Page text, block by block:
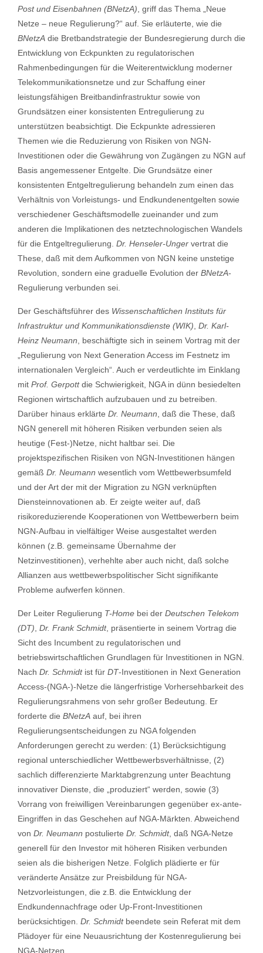
Post und Eisenbahnen (BNetzA) , griff das Thema „Neue
Netze – neue Regulierung?“ auf. Sie erläuterte, wie die
BNetzA die Bretbandstrategie der Bundesregierung durch die
Entwicklung von Eckpunkten zu regulatorischen
Rahmenbedingungen für die Weiterentwicklung moderner
Telekommunikationsnetze und zur Schaffung einer
leistungsfähigen Breitbandinfrastruktur sowie von
Grundsätzen einer konsistenten Entregulierung zu
unterstützen beabsichtigt. Die Eckpunkte adressieren
Themen wie die Reduzierung von Risiken von NGN-
Investitionen oder die Gewährung von Zugängen zu NGN auf
Basis angemessener Entgelte. Die Grundsätze einer
konsistenten Entgeltregulierung behandeln zum einen das
Verhältnis von Vorleistungs- und Endkundenentgelten sowie
verschiedener Geschäftsmodelle zueinander und zum
anderen die Implikationen des netztechnologischen Wandels
für die Entgeltregulierung. Dr. Henseler-Unger vertrat die
These, daß mit dem Aufkommen von NGN keine unstetige
Revolution, sondern eine graduelle Evolution der BNetzA-
Regulierung verbunden sei.
Der Geschäftsführer des Wissenschaftlichen Instituts für
Infrastruktur und Kommunikationsdienste (WIK) Dr. Karl-
Heinz Neumann , beschäftigte sich in seinem Vortrag mit der
„Regulierung von Next Generation Access im Festnetz im
internationalen Vergleich“. Auch er verdeutlichte im Einklang
mit Prof. Gerpottdie Schwierigkeit, NGA in dünn besiedelten
Regionen wirtschaftlich aufzubauen und zu betreiben.
Darüber hinaus erklärte Dr. Neumann , daß die These, daß
NGN generell mit höheren Risiken verbunden seien als
heutige (Fest-)Netze, nicht haltbar sei. Die
projektspezifischen Risiken von NGN-Investitionen hängen
gemäß Dr. Neumann wesentlich vom Wettbewerbsumfeld
und der Art der mit der Migration zu NGN verknüpften
Diensteinnovationen ab. Er zeigte weiter auf, daß
risikoreduzierende Kooperationen von Wettbewerbern beim
NGN-Aufbau in vielfältiger Weise ausgestaltet werden
können (z.B. gemeinsame Übernahme der
Netzinvestitionen), verhehlte aber auch nicht, daß solche
Allianzen aus wettbewerbspolitischer Sicht signifikante
Probleme aufwerfen können.
Der Leiter Regulierung T-Home bei der Deutschen Telekom
(DT) Dr. Frank Schmidt, präsentierte in seinem Vortrag die
Sicht des Incumbent zu regulatorischen und
betriebswirtschaftlichen Grundlagen für Investitionen in NGN.
Nach Dr. Schmidtist für DT-Investitionen in Next Generation
Access-(NGA-)-Netze die längerfristige Vorhersehbarkeit des
Regulierungsrahmens von sehr großer Bedeutung. Er
forderte die BNetzA auf, bei ihren
Regulierungsentscheidungen zu NGA folgenden
Anforderungen gerecht zu werden: (1) Berücksichtigung
regional unterschiedlicher Wettbewerbsverhältnisse, (2)
sachlich differenzierte Marktabgrenzung unter Beachtung
innovativer Dienste, die „produziert“ werden, sowie (3)
Vorrang von freiwilligen Vereinbarungen gegenüber ex-ante-
Eingriffen in das Geschehen auf NGA-Märkten. Abweichend
von Dr. Neumann postulierte Dr. Schmidt, daß NGA-Netze
generell für den Investor mit höheren Risiken verbunden
seien als die bisherigen Netze. Folglich plädierte er für
veränderte Ansätze zur Preisbildung für NGA-
Netzvorleistungen, die z.B. die Entwicklung der
Endkundennachfrage oder Up-Front-Investitionen
berücksichtigen. Dr. Schmidtbeendete sein Referat mit dem
Plädoyer für eine Neuausrichtung der Kostenregulierung bei
NGA-Netzen.